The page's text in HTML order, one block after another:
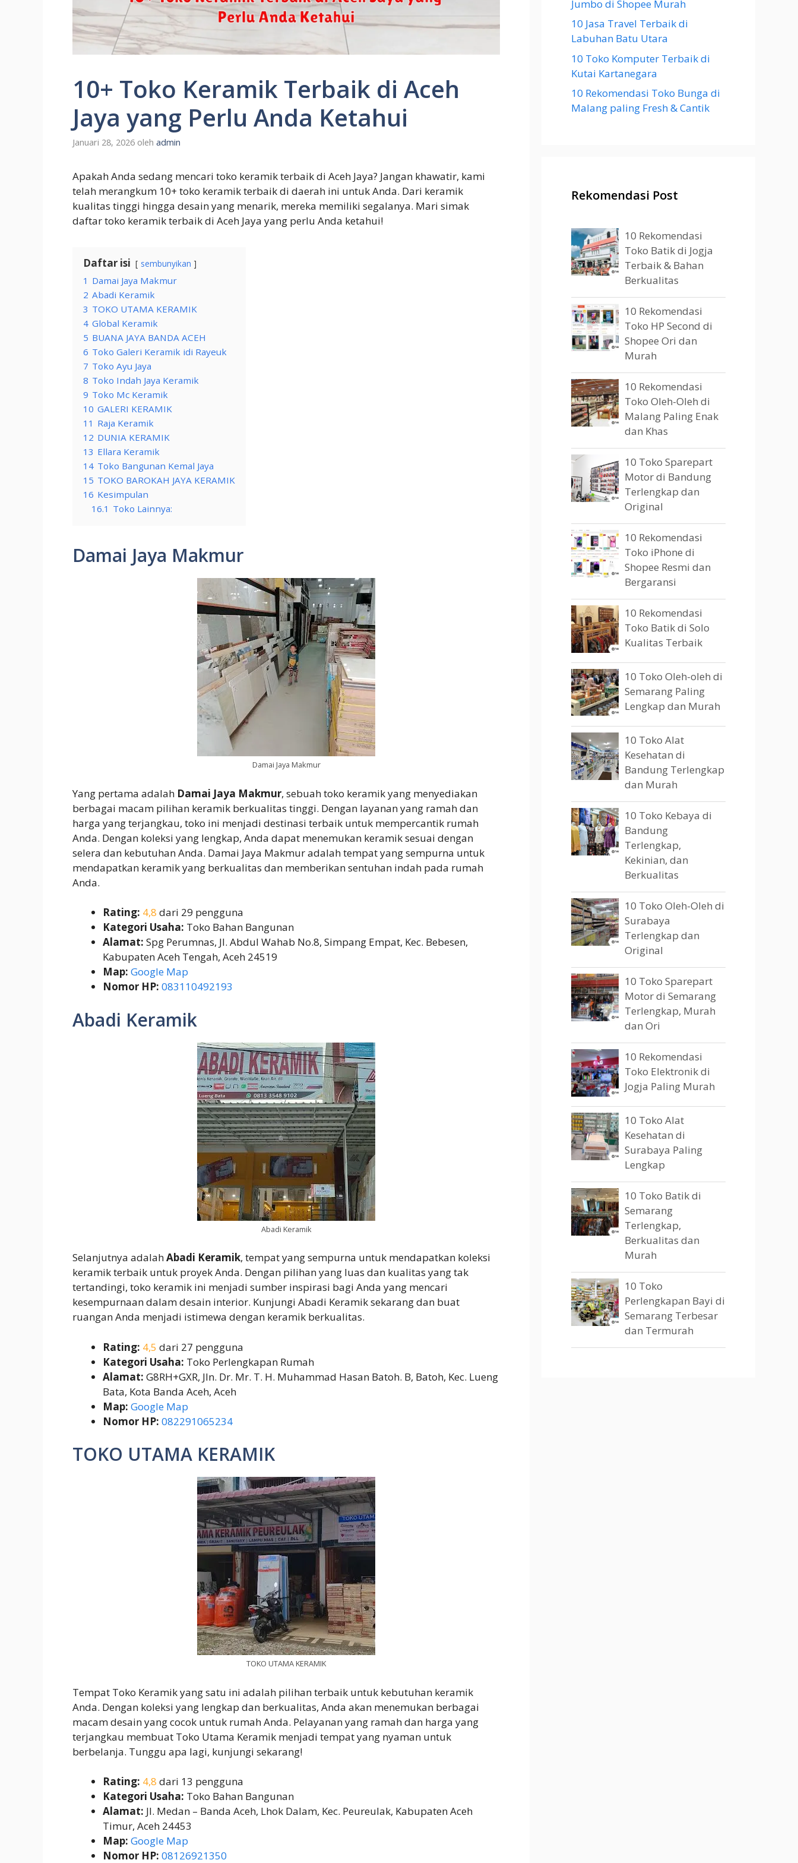
10+ Toko Keramik Terbaik di Aceh
Jaya yang Perlu Anda Ketahui
Januari 28, 2026 oleh admin
Apakah Anda sedang mencari toko keramik terbaik di Aceh Jaya? Jangan khawatir, kami
telah merangkum 10+ toko keramik terbaik di daerah ini untuk Anda. Dari keramik
kualitas tinggi hingga desain yang menarik, mereka memiliki segalanya. Mari simak
daftar toko keramik terbaik di Aceh Jaya yang perlu Anda ketahui!
Daftar isi sembunyikan
1 Damai Jaya Makmur
2 Abadi Keramik
3 TOKO UTAMA KERAMIK
4 Global Keramik
5 BUANA JAYA BANDA ACEH
6 Toko Galeri Keramik idi Rayeuk
7 Toko Ayu Jaya
8 Toko Indah Jaya Keramik
9 Toko Mc Keramik
10 GALERI KERAMIK
11 Raja Keramik
12 DUNIA KERAMIK
13 Ellara Keramik
14 Toko Bangunan Kemal Jaya
15 TOKO BAROKAH JAYA KERAMIK
16 Kesimpulan
16.1 Toko Lainnya:
Damai Jaya Makmur
Damai Jaya Makmur
Yang pertama adalah Damai Jaya Makmur, sebuah toko keramik yang menyediakan
berbagai macam pilihan keramik berkualitas tinggi. Dengan layanan yang ramah dan
harga yang terjangkau, toko ini menjadi destinasi terbaik untuk mempercantik rumah
Anda. Dengan koleksi yang lengkap, Anda dapat menemukan keramik sesuai dengan
selera dan kebutuhan Anda. Damai Jaya Makmur adalah tempat yang sempurna untuk
mendapatkan keramik yang berkualitas dan memberikan sentuhan indah pada rumah
Anda.
Rating: 4,8 dari 29 pengguna
Kategori Usaha: Toko Bahan Bangunan
Alamat: Spg Perumnas, Jl. Abdul Wahab No.8, Simpang Empat, Kec. Bebesen,
Kabupaten Aceh Tengah, Aceh 24519
Map: Google Map
Nomor HP: 083110492193
Abadi Keramik
Abadi Keramik
Selanjutnya adalahAbadi Keramik, tempat yang sempurna untuk mendapatkan koleksi
keramik terbaik untuk proyek Anda. Dengan pilihan yang luas dan kualitas yang tak
tertandingi, toko keramik ini menjadi sumber inspirasi bagi Anda yang mencari
kesempurnaan dalam desain interior. Kunjungi Abadi Keramik sekarang dan buat
ruangan Anda menjadi istimewa dengan keramik berkualitas.
Rating: 4,5 dari 27 pengguna
Kategori Usaha: Toko Perlengkapan Rumah
Alamat: G8RH+GXR, Jln. Dr. Mr. T. H. Muhammad Hasan Batoh. B, Batoh, Kec. Lueng
Bata, Kota Banda Aceh, Aceh
Map: Google Map
Nomor HP: 082291065234
TOKO UTAMA KERAMIK
TOKO UTAMA KERAMIK
Tempat Toko Keramik yang satu ini adalah pilihan terbaik untuk kebutuhan keramik
Anda. Dengan koleksi yang lengkap dan berkualitas, Anda akan menemukan berbagai
macam desain yang cocok untuk rumah Anda. Pelayanan yang ramah dan harga yang
terjangkau membuat Toko Utama Keramik menjadi tempat yang nyaman untuk
berbelanja. Tunggu apa lagi, kunjungi sekarang!
Rating: 4,8 dari 13 pengguna
Kategori Usaha: Toko Bahan Bangunan
Alamat: Jl. Medan – Banda Aceh, Lhok Dalam, Kec. Peureulak, Kabupaten Aceh
Timur, Aceh 24453
Map: Google Map
Nomor HP: 08126921350
Jumbo di Shopee Murah
10 Jasa Travel Terbaik di
Labuhan Batu Utara
10 Toko Komputer Terbaik di
Kutai Kartanegara
10 Rekomendasi Toko Bunga di
Malang paling Fresh & Cantik
Rekomendasi Post
10 Rekomendasi
Toko Batik di Jogja
Terbaik & Bahan
Berkualitas
10 Rekomendasi
Toko HP Second di
Shopee Ori dan
Murah
10 Rekomendasi
Toko Oleh-Oleh di
Malang Paling Enak
dan Khas
10 Toko Sparepart
Motor di Bandung
Terlengkap dan
Original
10 Rekomendasi
Toko iPhone di
Shopee Resmi dan
Bergaransi
10 Rekomendasi
Toko Batik di Solo
Kualitas Terbaik
10 Toko Oleh-oleh di
Semarang Paling
Lengkap dan Murah
10 Toko Alat
Kesehatan di
Bandung Terlengkap
dan Murah
10 Toko Kebaya di
Bandung
Terlengkap,
Kekinian, dan
Berkualitas
10 Toko Oleh-Oleh di
Surabaya
Terlengkap dan
Original
10 Toko Sparepart
Motor di Semarang
Terlengkap, Murah
dan Ori
10 Rekomendasi
Toko Elektronik di
Jogja Paling Murah
10 Toko Alat
Kesehatan di
Surabaya Paling
Lengkap
10 Toko Batik di
Semarang
Terlengkap,
Berkualitas dan
Murah
10 Toko
Perlengkapan Bayi di
Semarang Terbesar
dan Termurah